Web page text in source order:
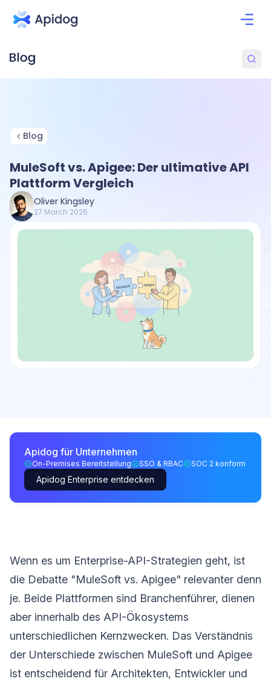
Blog
MuleSoft vs. Apigee: Der ultimative API
Plattform Vergleich
Oliver Kingsley
27 March 2026
Apidog für Unternehmen
On-Premises Bereitstellung SSO & RBAC SOC 2 konform
Apidog Enterprise entdecken
Wenn es um Enterprise-API-Strategien geht, ist
die Debatte "MuleSoft vs. Apigee" relevanter denn
je. Beide Plattformen sind Branchenführer, dienen
aber innerhalb des API-Ökosystems
unterschiedlichen Kernzwecken. Das Verständnis
der Unterschiede zwischen MuleSoft und Apigee
ist entscheidend für Architekten, Entwickler und